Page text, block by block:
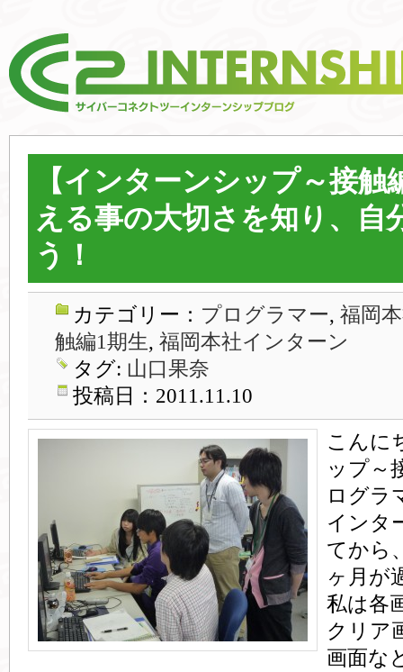
【インターンシップ～接触
える事の大切さを知り、自
う！
カテゴリー： プログラマー, 福岡
触編1期生, 福岡本社インターン
タグ: 山口果奈
投稿日：2011.11.10
こんに
ップ～
ログラ
インタ
てから
ヶ月が
私は各
クリア
画面な